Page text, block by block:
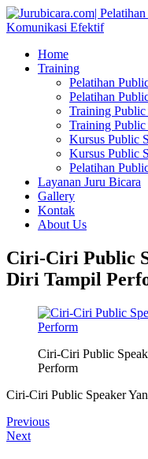
Home
Training
Pelatihan
Pelatihan
Training
Training
Kursus Public
Kursus Public
Pelatihan
Layanan Juru Bicara
Gallery
Kontak
About Us
Ciri-Ciri Public
Diri Tampil
Ciri-Ciri Public
Perform
Ciri-Ciri Public Speaker
Previous
Next